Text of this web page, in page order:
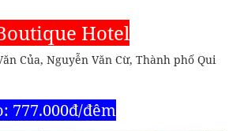
Hotel
Của, Nguyễn Văn Cừ, Thành phố Qui
777.000đ/đêm